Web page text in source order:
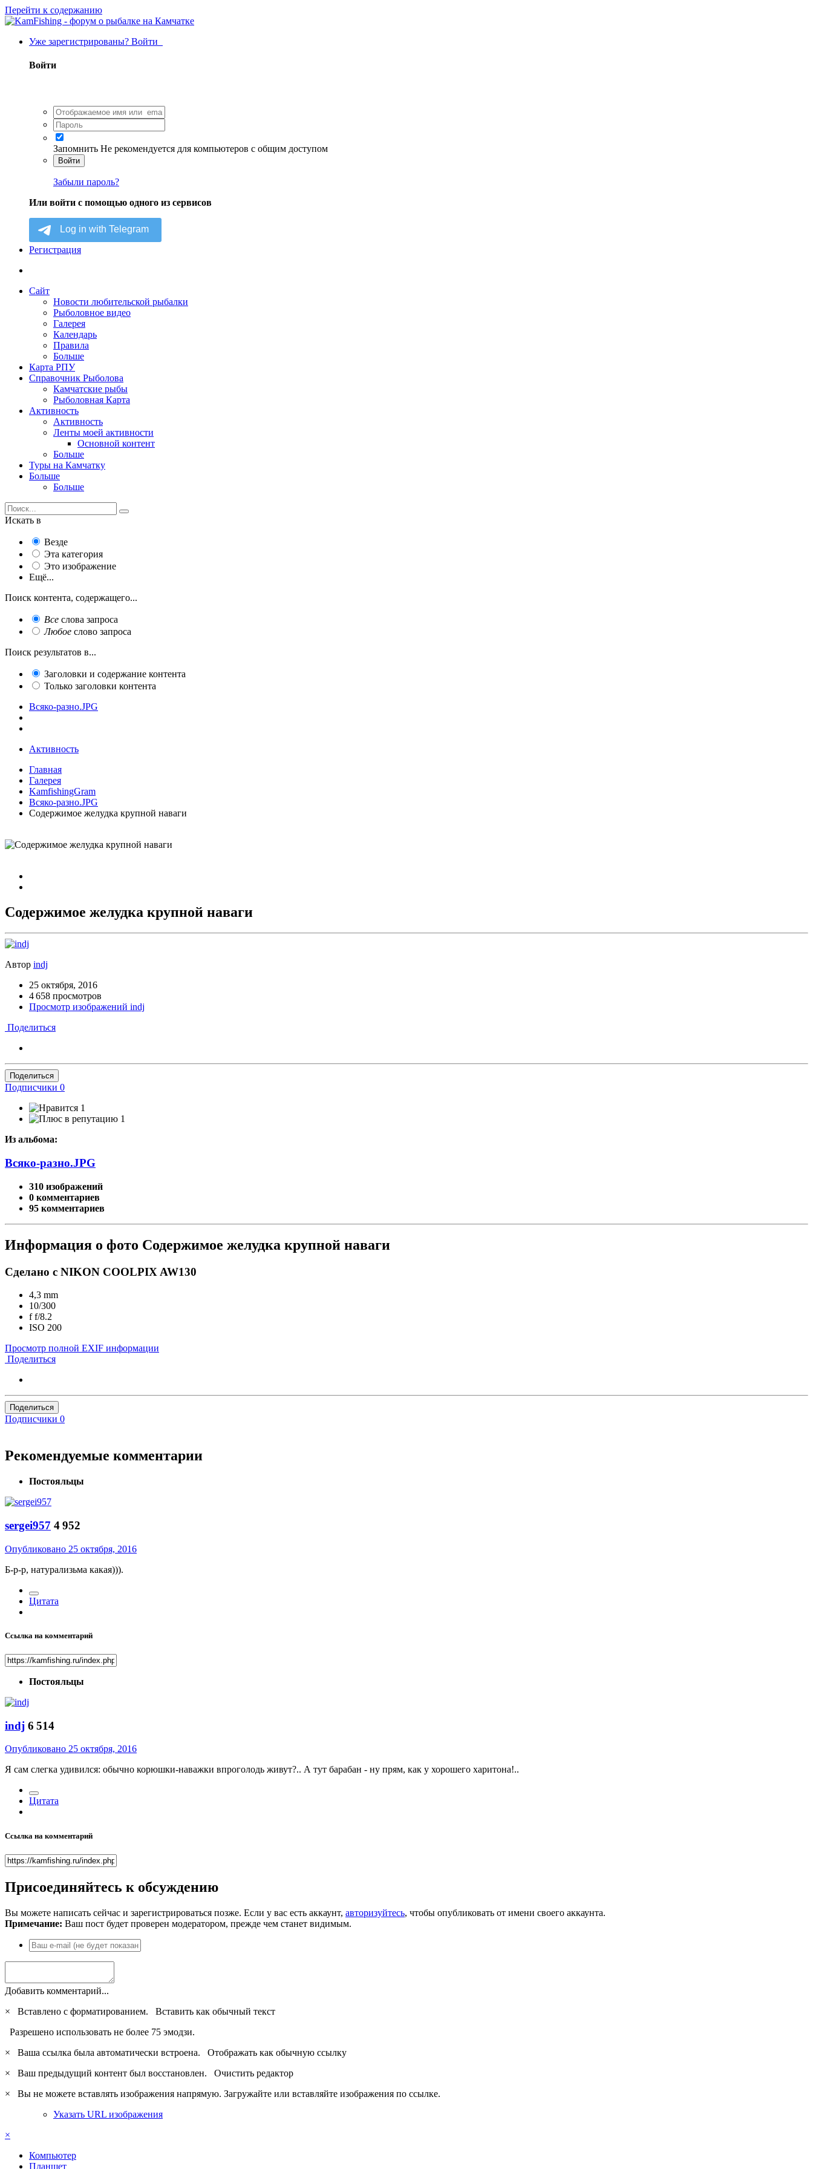
Перейти к содержанию
Уже зарегистрированы? Войти
Войти
Запомнить Не рекомендуется для компьютеров с общим доступом
Войти
Забыли пароль?
Или войти с помощью одного из сервисов
Регистрация
Сайт
Новости любительской рыбалки
Рыболовное видео
Галерея
Календарь
Правила
Больше
Карта РПУ
Справочник Рыболова
Камчатские рыбы
Рыболовная Карта
Активность
Активность
Ленты моей активности
Основной контент
Больше
Туры на Камчатку
Больше
Больше
Искать в
Везде
Эта категория
Это изображение
Ещё...
Поиск контента, содержащего...
Все слова запроса
Любое слово запроса
Поиск результатов в...
Заголовки и содержание контента
Только заголовки контента
Всяко-разно.JPG
Активность
Главная
Галерея
KamfishingGram
Всяко-разно.JPG
Содержимое желудка крупной наваги
Содержимое желудка крупной наваги
Автор indj
25 октября, 2016
4 658 просмотров
Просмотр изображений indj
Поделиться
Поделиться
Подписчики 0
1
1
Из альбома:
Всяко-разно.JPG
310 изображений
0 комментариев
95 комментариев
Информация о фото Содержимое желудка крупной наваги
Сделано с NIKON COOLPIX AW130
4,3 mm
10/300
ff/8.2
ISO 200
Просмотр полной EXIF информации
Поделиться
Поделиться
Подписчики 0
Рекомендуемые комментарии
Постояльцы
sergei957 4 952
Опубликовано 25 октября, 2016
Б-р-р, натурализьма какая))).
Цитата
Ссылка на комментарий
Постояльцы
indj 6 514
Опубликовано 25 октября, 2016
Я сам слегка удивился: обычно корюшки-наважки впроголодь живут?.. А тут барабан - ну прям, как у хорошего харитона!..
Цитата
Ссылка на комментарий
Присоединяйтесь к обсуждению
Вы можете написать сейчас и зарегистрироваться позже. Если у вас есть аккаунт, авторизуйтесь, чтобы опубликовать от имени своего аккаунта.
Примечание: Ваш пост будет проверен модератором, прежде чем станет видимым.
Добавить комментарий...
×
Вставлено с форматированием. Вставить как обычный текст
Разрешено использовать не более 75 эмодзи.
×
Ваша ссылка была автоматически встроена. Отображать как обычную ссылку
×
Ваш предыдущий контент был восстановлен. Очистить редактор
×
Вы не можете вставлять изображения напрямую. Загружайте или вставляйте изображения по ссылке.
Указать URL изображения
×
Компьютер
Планшет